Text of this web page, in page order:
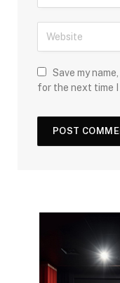
Save my
for the next time I